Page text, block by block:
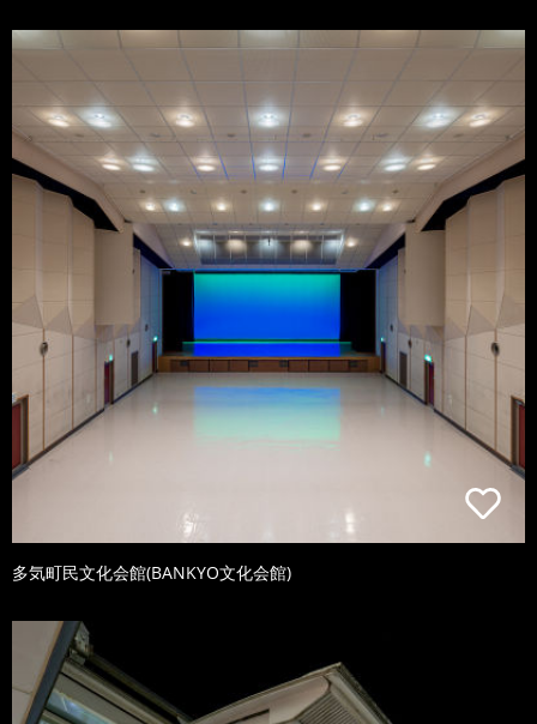
多気町民文化会館(BANKYO文化会館)